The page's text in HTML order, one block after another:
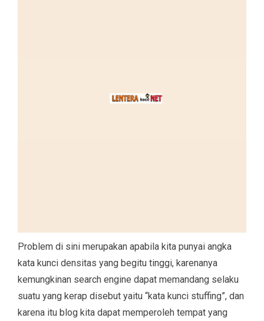
Problem di sini merupakan apabila kita punyai angka
kata kunci densitas yang begitu tinggi, karenanya
kemungkinan search engine dapat memandang selaku
suatu yang kerap disebut yaitu “kata kunci stuffing”, dan
karena itu blog kita dapat memperoleh tempat yang